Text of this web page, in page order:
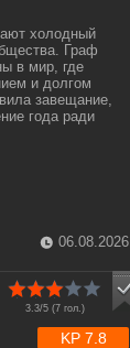
холодный
Граф
в мир, где
и долгом
завещание,
года ради
06.08.2026
3.3/5 (7гол.)
KP 7.8